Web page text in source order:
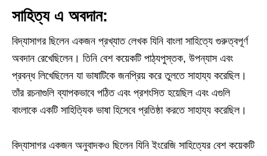
সাহিত্য এ অবদান:
বিদ্যাসাগর ছিলেন একজন প্রখ্যাত লেখক যিনি বাংলা সাহিত্যে গুরুত্বপূর্ণ
অবদান রেখেছিলেন। তিনি বেশ কয়েকটি পাঠ্যপুস্তক, উপন্যাস এবং
প্রবন্ধ লিখেছিলেন যা ভাষাটিকে জনপ্রিয় করে তুলতে সাহায্য করেছিল।
তাঁর রচনাগুলি ব্যাপকভাবে পঠিত এবং প্রশংসিত হয়েছিল এবং এগুলি
বাংলাকে একটি সাহিত্যিক ভাষা হিসেবে প্রতিষ্ঠা করতে সাহায্য করেছিল।
বিদ্যাসাগর একজন অনুবাদকও ছিলেন যিনি ইংরেজি সাহিত্যের বেশ কয়েকটি